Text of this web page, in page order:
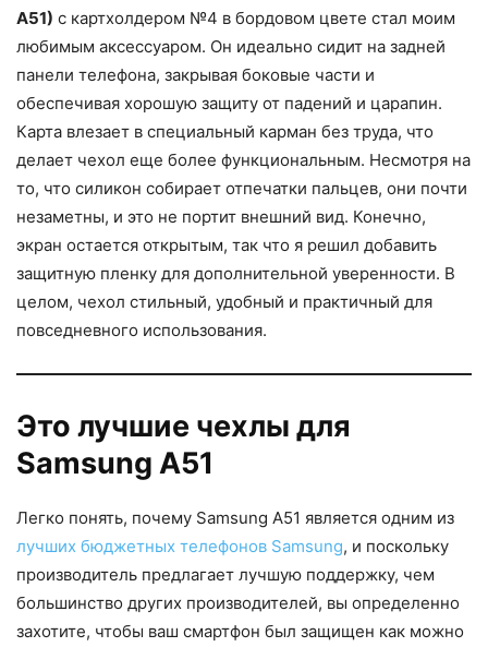
A51) с картхолдером №4 в бордовом цвете стал моим
любимым аксессуаром. Он идеально сидит на задней
панели телефона, закрывая боковые части и
обеспечивая хорошую защиту от падений и царапин.
Карта влезает в специальный карман без труда, что
делает чехол еще более функциональным. Несмотря на
то, что силикон собирает отпечатки пальцев, они почти
незаметны, и это не портит внешний вид. Конечно,
экран остается открытым, так что я решил добавить
защитную пленку для дополнительной уверенности. В
целом, чехол стильный, удобный и практичный для
повседневного использования.
Это лучшие чехлы для
Samsung A51
Легко понять, почему Samsung A51 является одним из
лучших бюджетных телефонов Samsung, и поскольку
производитель предлагает лучшую поддержку, чем
большинство других производителей, вы определенно
захотите, чтобы ваш смартфон был защищен как можно